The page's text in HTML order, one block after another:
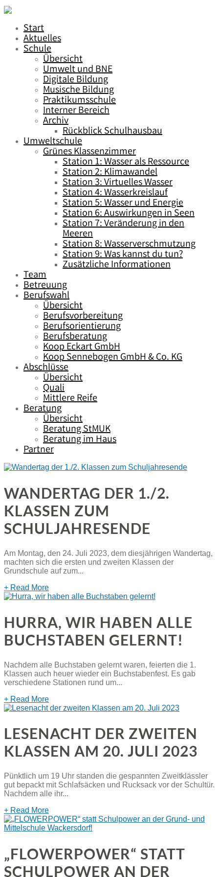
Start
Aktuelles
Schule
Übersicht
Umwelt und BNE
Digitale Bildung
Musische Bildung
Praktikumsschule
Interner Bereich
Archiv
Rückblick Schulhausbau
Umweltschule
Grünes Klassenzimmer
Station 1: Wasser als Ressource
Station 2: Klimawandel
Station 3: Virtuelles Wasser
Station 4: Wasserkreislauf
Station 5: Wasser und Energie
Station 6: Auswirkungen in Seen
Station 7: Veränderung in den
Meeren
Station 8: Wasserverschmutzung
Station 9: Was kannst du tun?
Zusätzliche Informationen
Team
Betreuung
Berufswahl
Übersicht
Berufsvorbereitung
Berufsorientierung
Berufsberatung
Koop Eckart GmbH
Koop Sennebogen GmbH & Co. KG
Abschlüsse
Übersicht
Quali
Mittlere Reife
Beratung
Übersicht
Beratung StMUK
Beratung im Haus
Partner
WANDERTAG DER 1./2.
KLASSEN ZUM
SCHULJAHRESENDE
Am Montag, den 24. Juli 2023, dem diesjährigen Wandertag,
machten sich die ersten und zweiten Klassen der
Grundschule auf zum...
+ Read More
HURRA, WIR HABEN ALLE
BUCHSTABEN GELERNT!
Nachdem alle Buchstaben gelernt waren, feierten die 1.
Klassen auch heuer wieder ein Buchstabenfest. Es gab
verschiedene Stationen rund um...
+ Read More
LESENACHT DER ZWEITEN
KLASSEN AM 20. JULI 2023
Pünktlich um 19 Uhr standen die gespannten Zweitklässler
gut bepackt mit Schlafsäcken und Rucksack vor der Schultür.
Nachdem alle ihr...
+ Read More
„FLOWERPOWER“ STATT
SCHULPOWER AN DER